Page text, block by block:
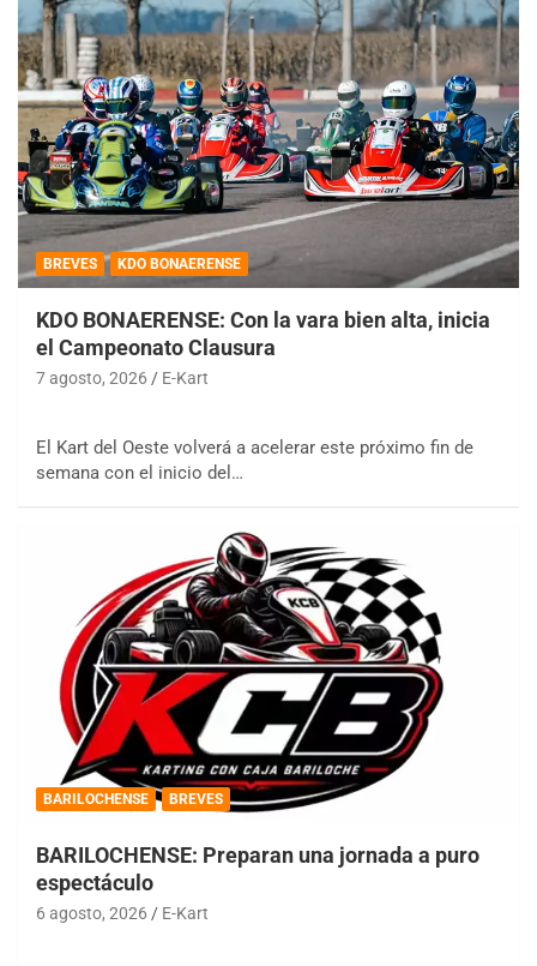
BREVES KDO BONAERENSE
KDO BONAERENSE: Con la vara bien alta, inicia
el Campeonato Clausura
7 agosto, 2026 E-Kart
El Kart del Oeste volverá a acelerar este próximo fin de
semana con el inicio del…
BARILOCHENSE BREVES
BARILOCHENSE: Preparan una jornada a puro
espectáculo
6 agosto, 2026 E-Kart